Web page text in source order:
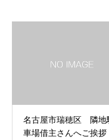
名古屋市瑞穂区 隣地
車場借主さんへご挨拶